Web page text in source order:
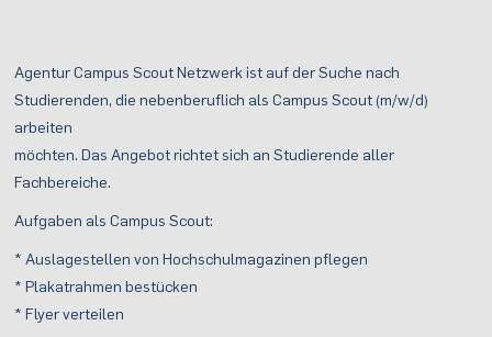
Agentur Campus Scout Netzwerk ist auf der Suche nach
Studierenden, die nebenberuflich als Campus Scout (m/w/d)
arbeiten
möchten. Das Angebot richtet sich an Studierende aller
Fachbereiche.
Aufgaben als Campus Scout:
* Auslagestellen von Hochschulmagazinen pflegen
* Plakatrahmen bestücken
* Flyer verteilen